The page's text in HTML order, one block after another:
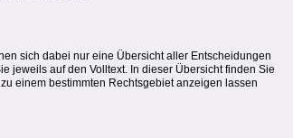
sich dabei nur eine Übersicht aller Entscheidungen
jeweils auf den Volltext. In dieser Übersicht finden Sie
einem bestimmten Rechtsgebiet anzeigen lassen